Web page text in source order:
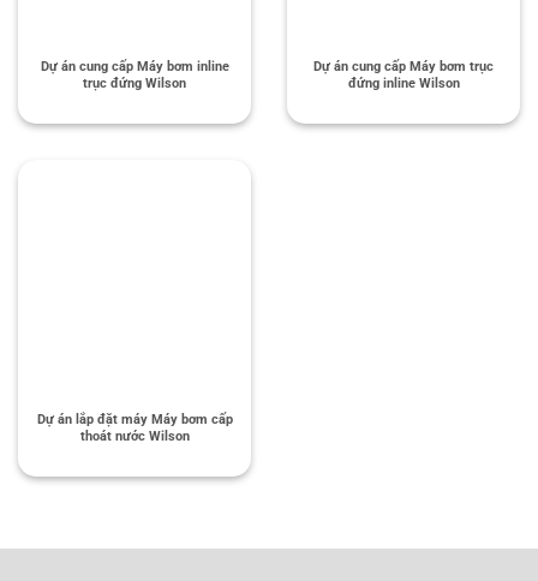
Dự án cung cấp Máy bơm inline
trục đứng Wilson
Dự án cung cấp Máy bơm trục
đứng inline Wilson
Dự án lắp đặt máy Máy bơm cấp
thoát nước Wilson